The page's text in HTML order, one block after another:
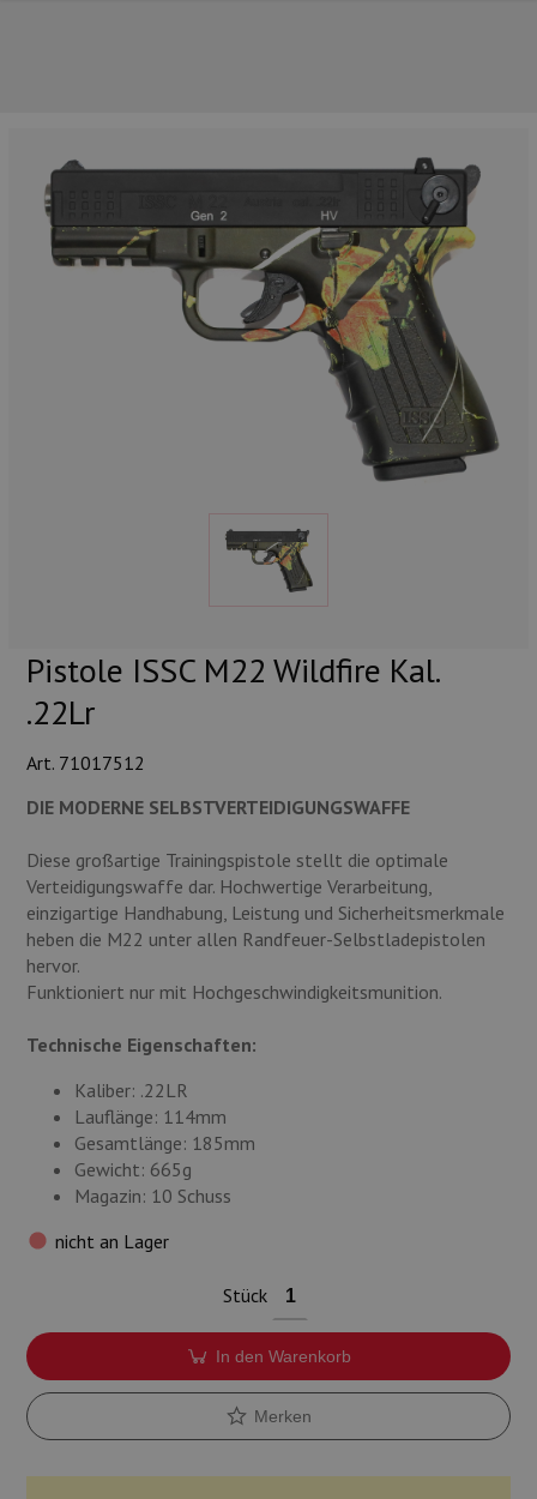
Pistole ISSC M22 Wildfire Kal.
.22Lr
Art. 71017512
DIE MODERNE SELBSTVERTEIDIGUNGSWAFFE
Diese großartige Trainingspistole stellt die optimale
Verteidigungswaffe dar. Hochwertige Verarbeitung,
einzigartige Handhabung, Leistung und Sicherheitsmerkmale
heben die M22 unter allen Randfeuer-Selbstladepistolen
hervor.
Funktioniert nur mit Hochgeschwindigkeitsmunition.
Technische Eigenschaften:
Kaliber: .22LR
Lauflänge: 114mm
Gesamtlänge: 185mm
Gewicht: 665g
Magazin: 10 Schuss
nicht an Lager
Stück
In den Warenkorb
Merken
UNSERE TOP-MARKEN
UNSERE TOP-KATEGORIEN
Lampen und Zubehör